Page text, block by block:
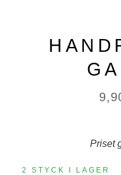
Priset
2 STYCK I LAGER